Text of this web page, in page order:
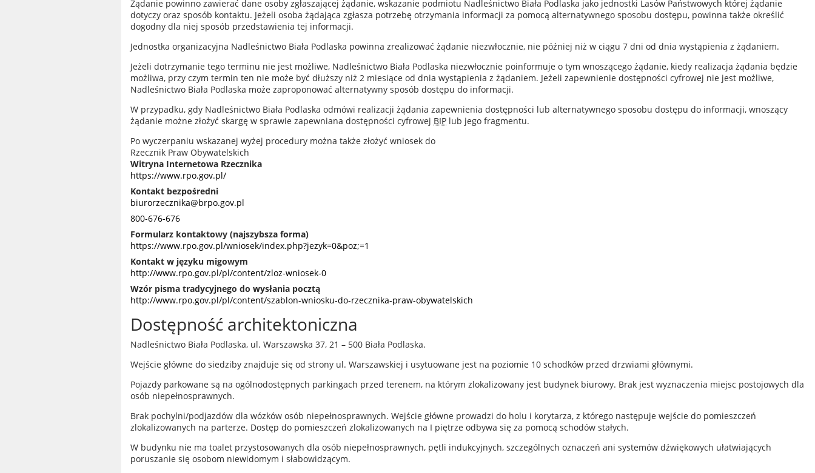
Żądanie powinno zawierać dane osoby zgłaszającej żądanie, wskazanie podmiotu Nadleśnictwo Biała Podlaska jako jednostki Lasów Państwowych której żądanie
dotyczy oraz sposób kontaktu. Jeżeli osoba żądająca zgłasza potrzebę otrzymania informacji za pomocą alternatywnego sposobu dostępu, powinna także określić
dogodny dla niej sposób przedstawienia tej informacji.
Jednostka organizacyjna Nadleśnictwo Biała Podlaska powinna zrealizować żądanie niezwłocznie, nie później niż w ciągu 7 dni od dnia wystąpienia z żądaniem.
Jeżeli dotrzymanie tego terminu nie jest możliwe, Nadleśnictwo Biała Podlaska niezwłocznie poinformuje o tym wnoszącego żądanie, kiedy realizacja żądania będzie
możliwa, przy czym termin ten nie może być dłuższy niż 2 miesiące od dnia wystąpienia z żądaniem. Jeżeli zapewnienie dostępności cyfrowej nie jest możliwe,
Nadleśnictwo Biała Podlaska może zaproponować alternatywny sposób dostępu do informacji.
W przypadku, gdy Nadleśnictwo Biała Podlaska odmówi realizacji żądania zapewnienia dostępności lub alternatywnego sposobu dostępu do informacji, wnoszący
żądanie możne złożyć skargę w sprawie zapewniana dostępności cyfrowej BIP lub jego fragmentu.
Po wyczerpaniu wskazanej wyżej procedury można także złożyć wniosek do
Rzecznik Praw Obywatelskich
Witryna Internetowa Rzecznika
https://www.rpo.gov.pl/
Kontakt bezpośredni
biurorzecznika@brpo.gov.pl
800-676-676
Formularz kontaktowy (najszybsza forma)
https://www.rpo.gov.pl/wniosek/index.php?jezyk=0&poz;=1
Kontakt w języku migowym
http://www.rpo.gov.pl/pl/content/zloz-wniosek-0
Wzór pisma tradycyjnego do wysłania pocztą
http://www.rpo.gov.pl/pl/content/szablon-wniosku-do-rzecznika-praw-obywatelskich
Dostępność architektoniczna
Nadleśnictwo Biała Podlaska, ul. Warszawska 37, 21 – 500 Biała Podlaska.
Wejście główne do siedziby znajduje się od strony ul. Warszawskiej i usytuowane jest na poziomie 10 schodków przed drzwiami głównymi.
Pojazdy parkowane są na ogólnodostępnych parkingach przed terenem, na którym zlokalizowany jest budynek biurowy. Brak jest wyznaczenia miejsc postojowych dla
osób niepełnosprawnych.
Brak pochylni/podjazdów dla wózków osób niepełnosprawnych. Wejście główne prowadzi do holu i korytarza, z którego następuje wejście do pomieszczeń
zlokalizowanych na parterze. Dostęp do pomieszczeń zlokalizowanych na I piętrze odbywa się za pomocą schodów stałych.
W budynku nie ma toalet przystosowanych dla osób niepełnosprawnych, pętli indukcyjnych, szczególnych oznaczeń ani systemów dźwiękowych ułatwiających
poruszanie się osobom niewidomym i słabowidzącym.